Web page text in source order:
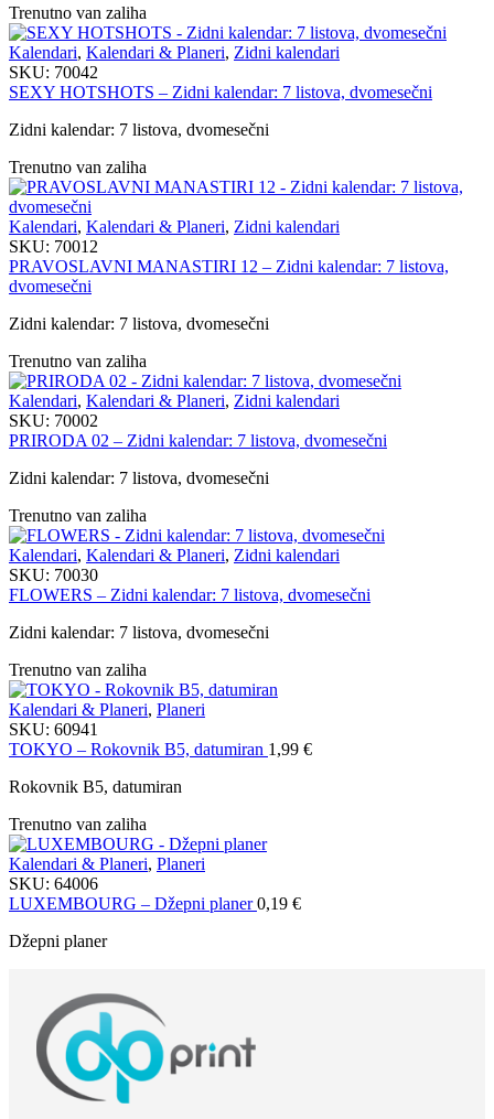
Trenutno van zaliha
Kalendari, Kalendari & Planeri, Zidni kalendari
SKU: 70042
SEXY HOTSHOTS – Zidni kalendar: 7 listova, dvomesečni
Zidni kalendar: 7 listova, dvomesečni
Trenutno van zaliha
Kalendari, Kalendari & Planeri, Zidni kalendari
SKU: 70012
PRAVOSLAVNI MANASTIRI 12 – Zidni kalendar: 7 listova,
dvomesečni
Zidni kalendar: 7 listova, dvomesečni
Trenutno van zaliha
Kalendari, Kalendari & Planeri, Zidni kalendari
SKU: 70002
PRIRODA 02 – Zidni kalendar: 7 listova, dvomesečni
Zidni kalendar: 7 listova, dvomesečni
Trenutno van zaliha
Kalendari, Kalendari & Planeri, Zidni kalendari
SKU: 70030
FLOWERS – Zidni kalendar: 7 listova, dvomesečni
Zidni kalendar: 7 listova, dvomesečni
Trenutno van zaliha
Kalendari & Planeri, Planeri
SKU: 60941
TOKYO – Rokovnik B5, datumiran 1,99 €
Rokovnik B5, datumiran
Trenutno van zaliha
Kalendari & Planeri, Planeri
SKU: 64006
LUXEMBOURG – Džepni planer0,19 €
Džepni planer